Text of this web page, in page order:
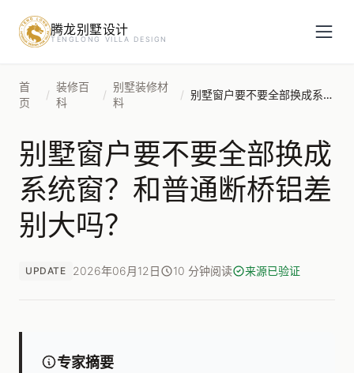
腾龙别墅设计
TENGLONG VILLA DESIGN
首
页
/
装修百
科
/
别墅装修材
料
/ 别墅窗户要不要全部换成系统窗？和普通断桥铝差别大吗？
别墅窗户要不要全部换成
系统窗？和普通断桥铝差
别大吗？
UPDATE 2026年06月12日 10 分钟阅读 来源已验证
专家摘要
预约设计咨询
姓名*
手机号*
房屋面积（㎡）